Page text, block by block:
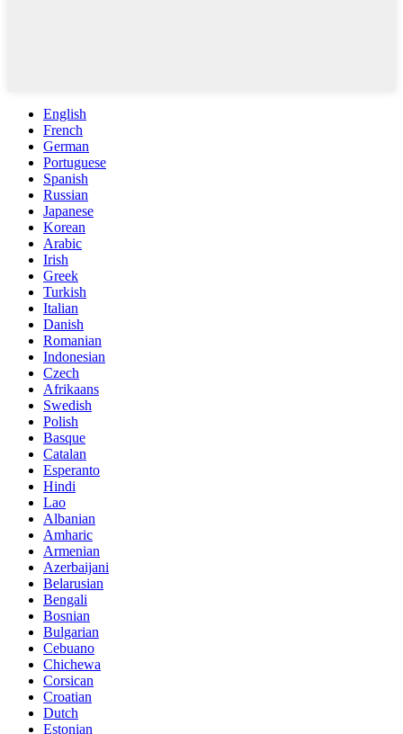
English
French
German
Portuguese
Spanish
Russian
Japanese
Korean
Arabic
Irish
Greek
Turkish
Italian
Danish
Romanian
Indonesian
Czech
Afrikaans
Swedish
Polish
Basque
Catalan
Esperanto
Hindi
Lao
Albanian
Amharic
Armenian
Azerbaijani
Belarusian
Bengali
Bosnian
Bulgarian
Cebuano
Chichewa
Corsican
Croatian
Dutch
Estonian